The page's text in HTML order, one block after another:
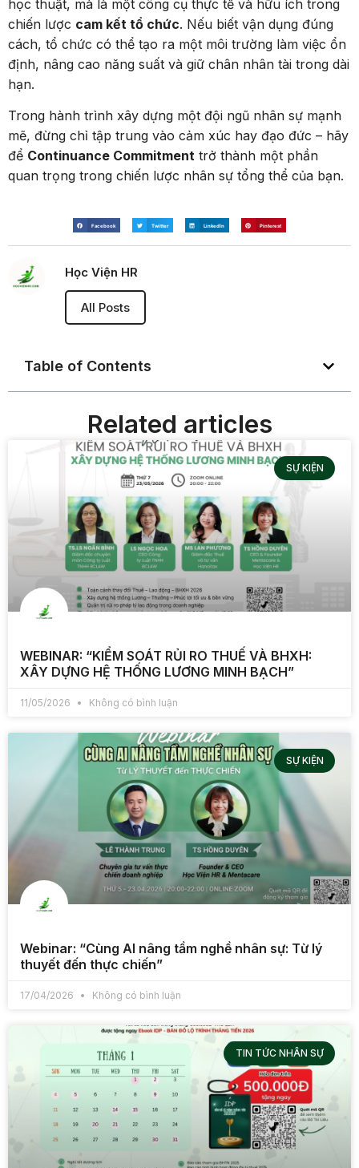
học thuật, mà là một công cụ thực tế và hữu ích trong
chiến lược cam kết tổ chức. Nếu biết vận dụng đúng
cách, tổ chức có thể tạo ra một môi trường làm việc ổn
định, nâng cao năng suất và giữ chân nhân tài trong dài
hạn.
Trong hành trình xây dựng một đội ngũ nhân sự mạnh
mẽ, đừng chỉ tập trung vào cảm xúc hay đạo đức – hãy
để Continuance Commitment trở thành một phần
quan trọng trong chiến lược nhân sự tổng thể của bạn.
Facebook Twitter LinkedIn Pinterest
Học Viện HR
All Posts
Table of Contents
Related articles
SỰ KIỆN
WEBINAR: “KIỂM SOÁT RỦI RO THUẾ VÀ BHXH:
XÂY DỰNG HỆ THỐNG LƯƠNG MINH BẠCH”
11/05/2026 Không có bình luận
SỰ KIỆN
Webinar: “Cùng AI nâng tầm nghề nhân sự: Từ lý
thuyết đến thực chiến”
17/04/2026 Không có bình luận
TIN TỨC NHÂN SỰ